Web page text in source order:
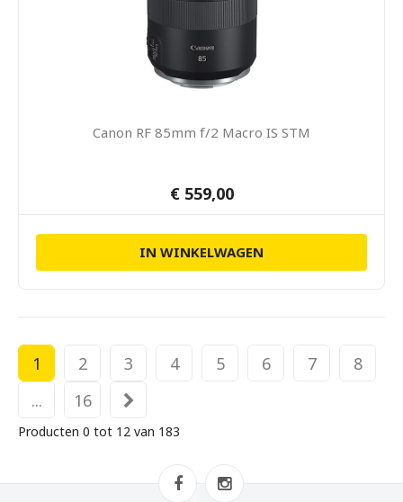
Canon RF 85mm f/2 Macro IS STM
€ 559,00
IN WINKELWAGEN
1 2 3 4 5 6 7
8
...
16
Producten 0 tot 12 van 183